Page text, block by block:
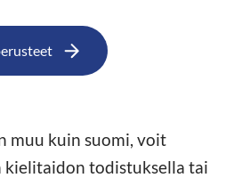
muu kuin suomi, voit
todistuksella tai